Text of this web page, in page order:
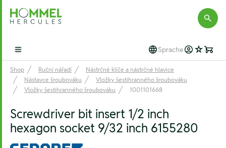
Hommel Hercules
Open main menu Sprache
Shop Ruční nářadí
Nástrčné klíče a nástrčné hlavice
Nástavce šroubováku
Vložky šestihranného šroubováku
Vložky šestihranného šroubováku
1001101668
Screwdriver bit insert 1/2 inch
hexagon socket 9/32 inch 6155280